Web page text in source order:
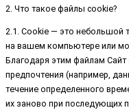
2. Что такое файлы cookie?
2.1. Cookie — это небольшой
на вашем компьютере или
Благодаря этим файлам
предпочтения (например,
течение определенного
их заново при последующих